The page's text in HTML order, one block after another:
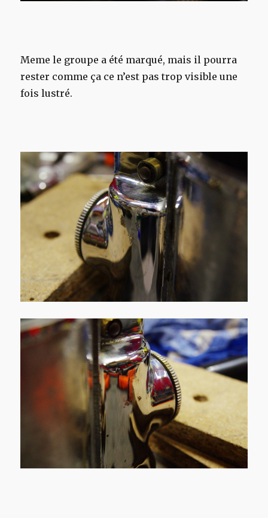
Meme le groupe a été marqué, mais il pourra
rester comme ça ce n’est pas trop visible une
fois lustré.